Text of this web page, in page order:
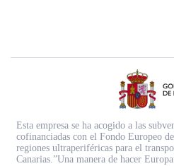
Esta empresa se ha acogido a las
cofinanciadas con el Fondo Europeo
regiones ultraperiféricas para el
Canarias.”Una manera de hacer